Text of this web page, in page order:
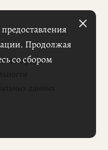
оферта
данных
Продолжая
со сбором